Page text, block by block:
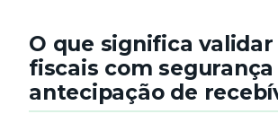
O que significa
fiscais com
antecipação de